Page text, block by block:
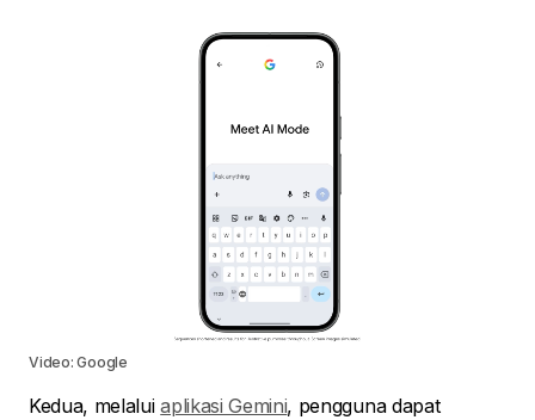
Video: Google
Kedua, melaluiaplikasi Gemini, pengguna dapat